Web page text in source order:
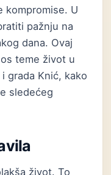
kompromise. U
pažnju na
dana. Ovaj
teme život u
grada Knić, kako
sledećeg
život. To